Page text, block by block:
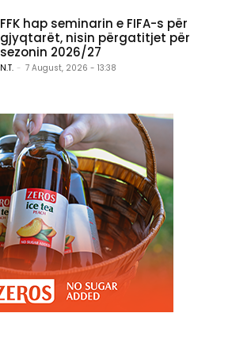
FFK hap seminarin e FIFA-s për
gjyqtarët, nisin përgatitjet për
sezonin 2026/27
N.T. - 7 August, 2026 - 13:38